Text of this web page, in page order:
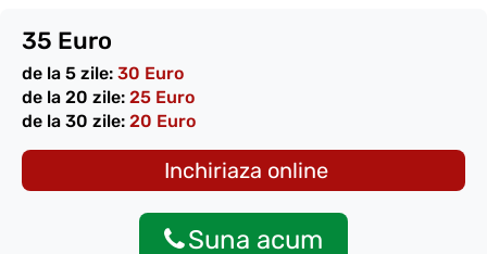
35 Euro
de la 5 zile: 30 Euro
de la 20 zile: 25 Euro
de la 30 zile: 20 Euro
Inchiriaza online
Suna acum